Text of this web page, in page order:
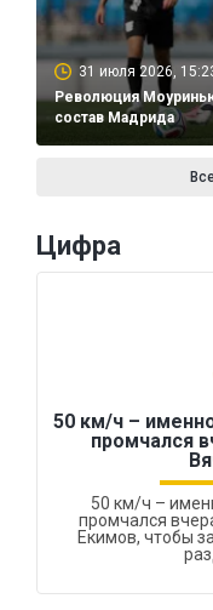
31 июля 2026,
Революция
состав Мадрида
Цифра
50 км/ч –
промчался
50 км/ч –
промчался
Екимов, чтобы